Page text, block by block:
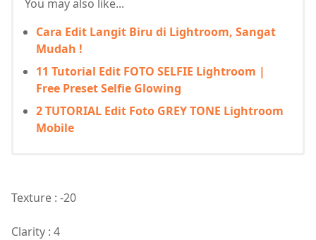
You may also like...
Cara Edit Langit Biru di Lightroom, Sangat
Mudah !
11 Tutorial Edit FOTO SELFIE Lightroom |
Free Preset Selfie Glowing
2 TUTORIAL Edit Foto GREY TONE Lightroom
Mobile
Texture : -20
Clarity : 4